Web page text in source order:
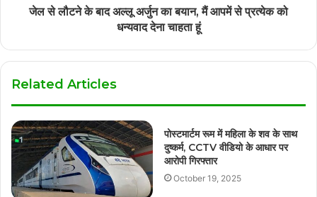
जेल से लौटने के बाद अल्लू अर्जुन का बयान, मैं आपमें से प्रत्येक को
धन्यवाद देना चाहता हूं
Related Articles
पोस्टमार्टम रूम में महिला के शव के साथ
दुष्कर्म, CCTV वीडियो के आधार पर
आरोपी गिरफ्तार
October 19, 2025